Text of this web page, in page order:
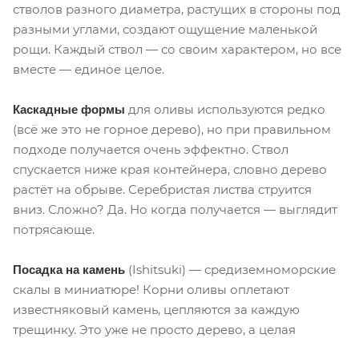
стволов разного диаметра, растущих в стороны под
разными углами, создают ощущение маленькой
рощи. Каждый ствол — со своим характером, но все
вместе — единое целое.
Каскадные формы для оливы используются редко
(всё же это не горное дерево), но при правильном
подходе получается очень эффектно. Ствол
спускается ниже края контейнера, словно дерево
растёт на обрыве. Серебристая листва струится
вниз. Сложно? Да. Но когда получается — выглядит
потрясающе.
Посадка на камень (Ishitsuki) — средиземноморские
скалы в миниатюре! Корни оливы оплетают
известняковый камень, цепляются за каждую
трещинку. Это уже не просто дерево, а целая